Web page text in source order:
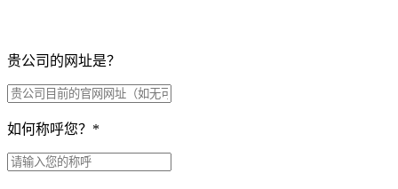
贵公司的网址是？
如何称呼您？ *